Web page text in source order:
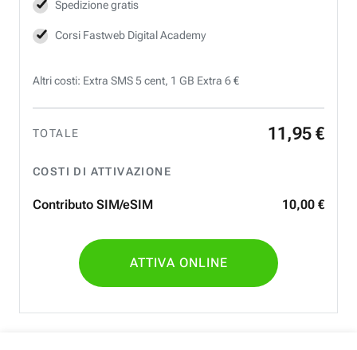
Spedizione gratis
Corsi Fastweb Digital Academy
Altri costi: Extra SMS 5 cent, 1 GB Extra 6 €
TOTALE 11 ,95 €
COSTI DI ATTIVAZIONE
Contributo SIM/eSIM 10,00 €
ATTIVA ONLINE